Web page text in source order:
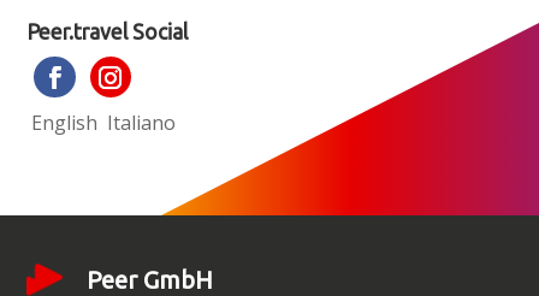
Peer.travel Social
English Italiano
Peer GmbH